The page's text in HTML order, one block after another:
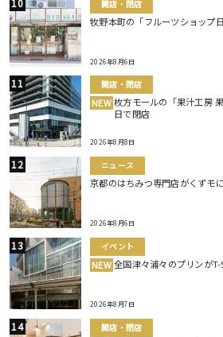
開店・閉店
牧野本町の「フルーツショップ
2026年8月6日
開店・閉店
NEW 枚方モールの「果汁工房
日で閉店
2026年8月8日
ニュース
京都のはちみつ専門店がくずモ
2026年8月6日
イベント
NEW 全国津々浦々のプリンがT-
2026年8月7日
開店・閉店